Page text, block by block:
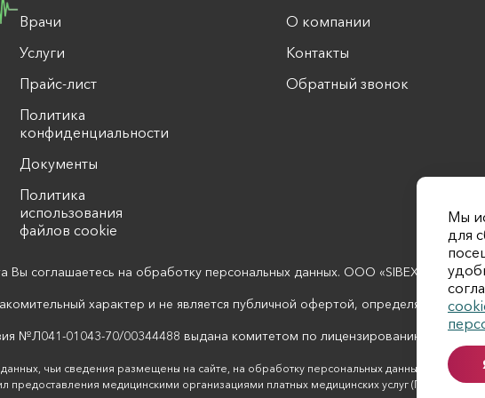
Врачи
Услуги
Прайс-лист
Политика
конфиденциальности
Документы
Политика
использования
файлов cookie
О компании
Контакты
Обратный звонок
Вы соглашаетесь на обработку персональных данных. ООО «SIBEXPO
характер и не является публичной офертой, определяемой
№Л041-01043-70/00344488 выдана комитетом по лицензированию Томской
чьи сведения размещены на сайте, на обработку персональных данных
предоставления медицинскими организациями платных медицинских услуг
Мы
для